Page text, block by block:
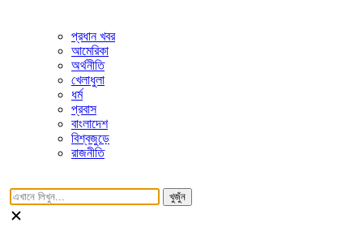
প্রধান খবর
আমেরিকা
অর্থনীতি
খেলাধুলা
ধর্ম
প্রবাস
বাংলাদেশ
বিশ্বজুড়ে
রাজনীতি
খুজুঁন